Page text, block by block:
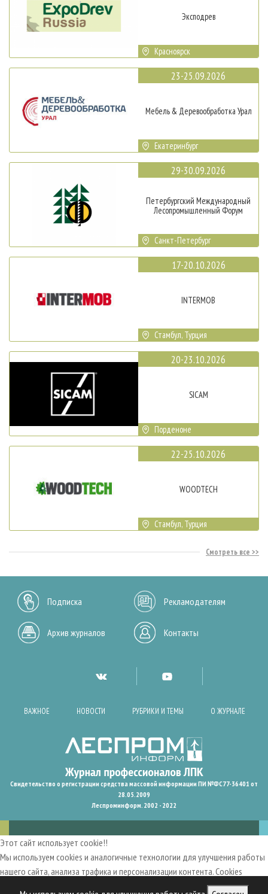
Эксподрев
Красноярск
23-25.09.2026
Мебель & Деревообработка Урал
Екатеринбург
29-30.09.2026
Петербургский Международный
Лесопромышленный Форум
Санкт-Петербург
17-20.10.2026
INTERMOB
Стамбул, Турция
20-23.10.2026
SICAM
Порденоне
22-25.10.2026
WOODTECH
Стамбул, Турция
Смотреть все
Подписка Рекламодателям
Архив журналов Контакты
ВАЖНОЕ НОВОСТИ РУБРИКИ И ТЕМЫ О ЖУРНАЛЕ
Свидетельство о регистрации средства массовой информации ПИ №ФС77-36401 от
28.05.2009
Леспроминформ. 2002 - 2022
Этот сайт использует cookie!!
Мы используем cookies и аналогичные технологии для улучшения работы
нашего сайта, анализа трафика и персонализации контента. Cookies